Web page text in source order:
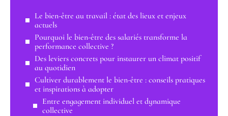
Le bien-être au travail : état des lieux et enjeux
actuels
Pourquoi le bien-être des salariés transforme la
performance collective ?
Des leviers concrets pour instaurer un climat positif
au quotidien
Cultiver durablement le bien-être : conseils pratiques
et inspirations à adopter
Entre engagement individuel et dynamique
collective